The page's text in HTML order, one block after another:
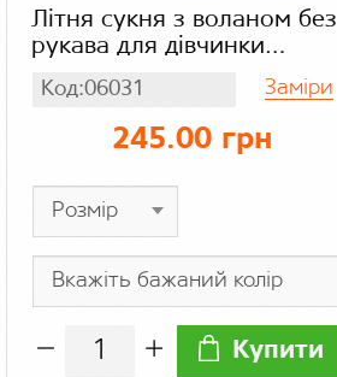
Літня сукня з воланом без
рукава для дівчинки
блакитне в яскраві квіти,
шифон
Код:06031 Заміри
245.00 грн
Купити